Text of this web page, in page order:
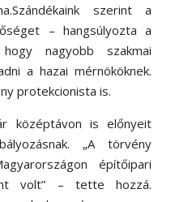
szerint a
– hangsúlyozta a
nagyobb szakmai
a hazai mérnököknek.
protekcionista is.
középtávon is előnyeit
„A törvény
építőipari
volt” – tette hozzá.